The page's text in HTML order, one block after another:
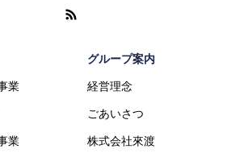
業
業
グループ案内
経営理念
ごあいさつ
株式会社來渡